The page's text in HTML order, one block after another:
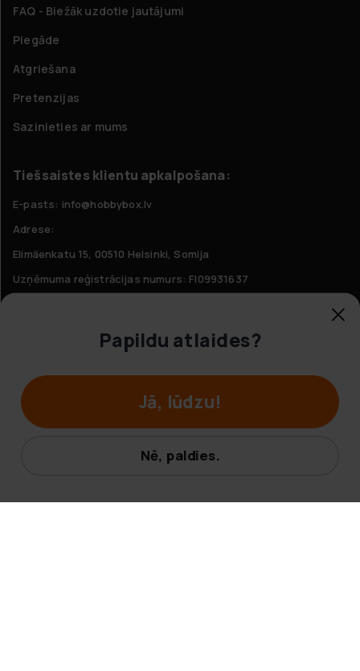
FAQ - Biežāk uzdotie jautājumi
Piegāde
Atgriešana
Pretenzijas
Sazinieties ar mums
Tiešsaistes klientu apkalpošana:
E-pasts: info@hobbybox.lv
Adrese:
Elimäenkatu 15, 00510 Helsinki, Somija
Uzņēmuma reģistrācijas numurs: FI09931637
Abonējiet mūsu biļetenu, lai saņemtu papildu veikala atlaides
Papildu atlaides?
Jā, lūdzu!
Nē, paldies.